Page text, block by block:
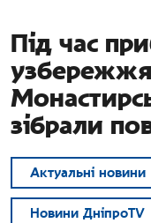
Під час
зібрали
Актуальні новини
Новини ДніпроTV